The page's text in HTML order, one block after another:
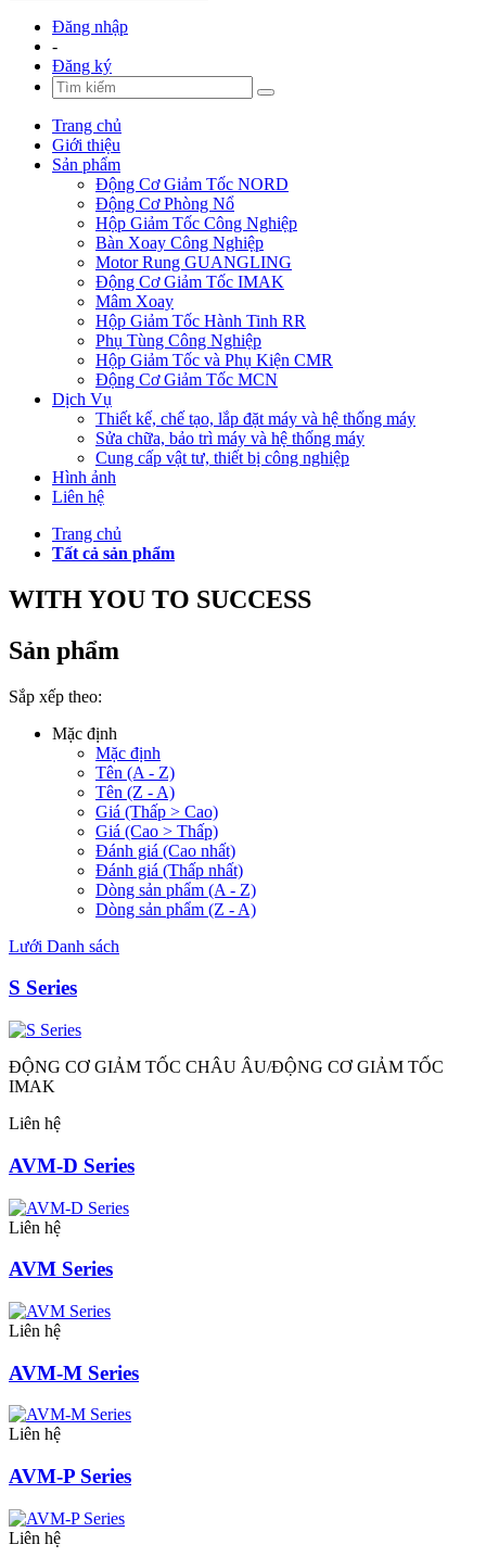
Đăng nhập
-
Đăng ký
Trang chủ
Giới thiệu
Sản phẩm
Động Cơ Giảm Tốc NORD
Động Cơ Phòng Nổ
Hộp Giảm Tốc Công Nghiệp
Bàn Xoay Công Nghiệp
Motor Rung GUANGLING
Động Cơ Giảm Tốc IMAK
Mâm Xoay
Hộp Giảm Tốc Hành Tinh RR
Phụ Tùng Công Nghiệp
Hộp Giảm Tốc và Phụ Kiện CMR
Động Cơ Giảm Tốc MCN
Dịch Vụ
Thiết kế, chế tạo, lắp đặt máy và hệ thống máy
Sửa chữa, bảo trì máy và hệ thống máy
Cung cấp vật tư, thiết bị công nghiệp
Hình ảnh
Liên hệ
Trang chủ
Tất cả sản phẩm
WITH YOU TO SUCCESS
Sản phẩm
Sắp xếp theo:
Mặc định
Mặc định
Tên (A - Z)
Tên (Z - A)
Giá (Thấp > Cao)
Giá (Cao > Thấp)
Đánh giá (Cao nhất)
Đánh giá (Thấp nhất)
Dòng sản phẩm (A - Z)
Dòng sản phẩm (Z - A)
Lưới Danh sách
S Series
ĐỘNG CƠ GIẢM TỐC CHÂU ÂU/ĐỘNG CƠ GIẢM TỐC
IMAK
Liên hệ
AVM-D Series
Liên hệ
AVM Series
Liên hệ
AVM-M Series
Liên hệ
AVM-P Series
Liên hệ